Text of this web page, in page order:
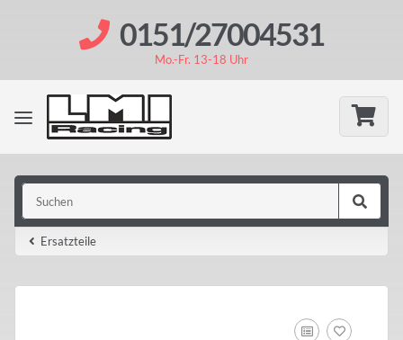
0151/27004531
Mo.-Fr. 13-18 Uhr
Ersatzteile